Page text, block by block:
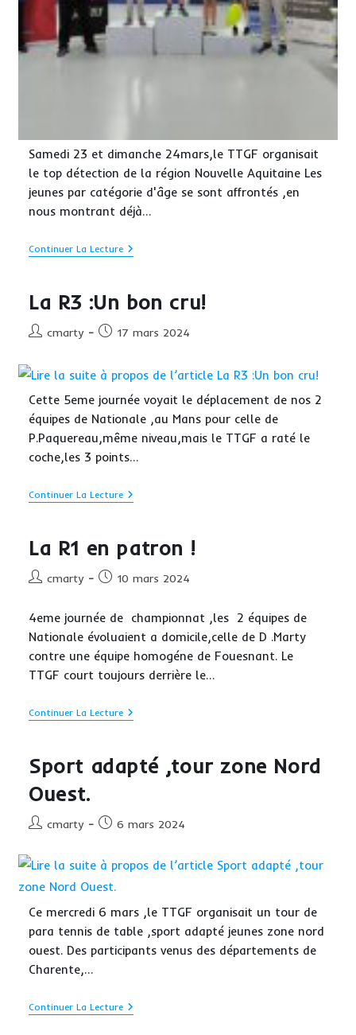
Samedi 23 et dimanche 24mars,le TTGF organisait
le top détection de la région Nouvelle Aquitaine Les
jeunes par catégorie d'âge se sont affrontés ,en
nous montrant déjà…
Continuer La LectureROSE
DU
TOP
La R3 :Un bon cru!
Auteur/autrice
la
publication :
cmarty
Publication
17 mars 2024
Cette 5eme journée voyait le déplacement de nos 2
équipes de Nationale ,au Mans pour celle de
P.Paquereau,même niveau,mais le TTGF a raté le
coche,les 3 points…
Continuer La LectureLa
Cru!
La R1 en patron !
Auteur/autrice
la
publication :
cmarty
Publication
10 mars 2024
4eme journée de championnat ,les 2 équipes de
Nationale évoluaient a domicile,celle de D .Marty
contre une équipe homogéne de Fouesnant. Le
TTGF court toujours derrière le…
Continuer La LectureLa
!
Sport adapté ,tour zone Nord
Ouest.
Auteur/autrice
la
publication :
cmarty
Publication
6 mars 2024
Ce mercredi 6 mars ,le TTGF organisait un tour de
para tennis de table ,sport adapté jeunes zone nord
ouest. Des participants venus des départements de
Charente,…
Continuer La LectureSport
Adapté